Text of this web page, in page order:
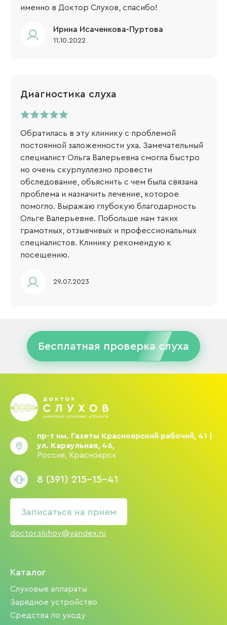
именно в Доктор Слухов, спасибо!
Ирина Исаченкова-Пуртова
11.10.2022
Диагностика слуха
Обратилась в эту клинику с проблемой
постоянной заложенности уха. Замечательный
специалист Ольга Валерьевна смогла быстро
но очень скурпуллезно провести
обследование, объяснить с чем была связана
проблема и назначить лечение, которое
помогло. Выражаю глубокую благодарность
Ольге Валерьевне. Побольше нам таких
грамотных, отзывчивых и профессиональных
специалистов. Клинику рекомендую к
посещению.
29.07.2023
Бесплатная проверка слуха
пр-т им. Газеты Красноярский рабочий, 41 |
ул. Караульная, 46,
Россия, Красноярск
8 (391) 215-15-41
Записаться на прием
doctor.sluhov@yandex.ru
Каталог
Слуховые аппараты
Зарядное устройство
Средства по уходу